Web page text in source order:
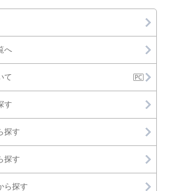
へ
て
す
探す
探す
ら探す